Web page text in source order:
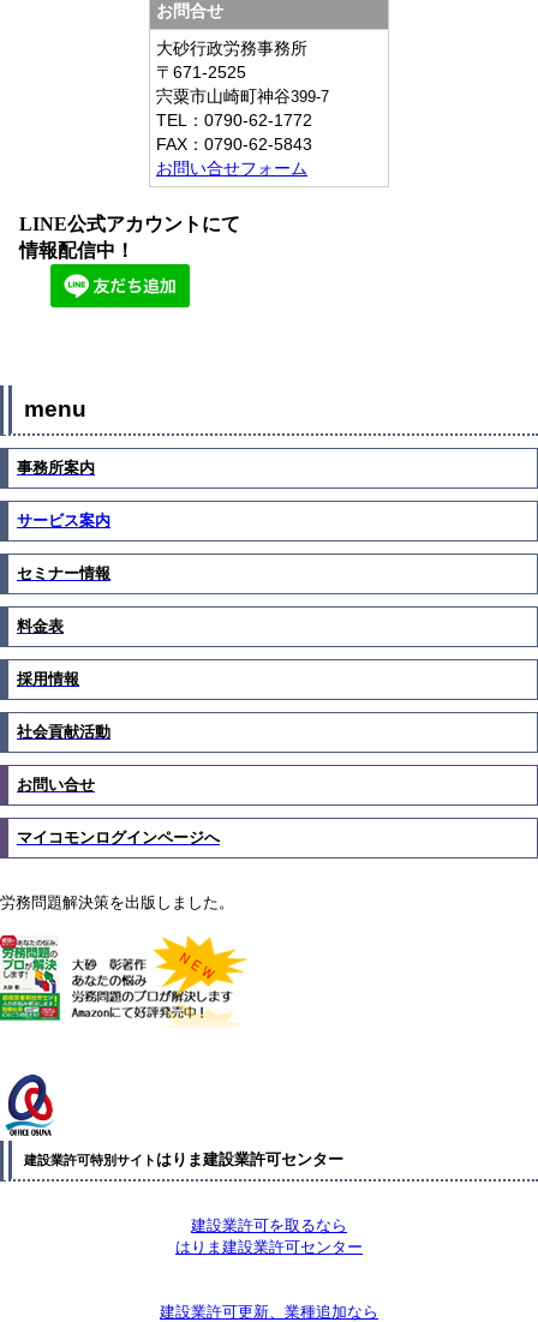
お問合せ
大砂行政労務事務所
〒671-2525
宍粟市山崎町神谷399-7
TEL： 0790-62-1772
FAX： 0790-62-5843
お問い合せフォーム
LINE公式アカウントにて
情報配信中！
menu
事務所案内
サービス案内
セミナー情報
料金表
採用情報
社会貢献活動
お問い合せ
マイコモンログインページへ
労務問題解決策を出版しました。
建設業許可特別サイト はりま建設業許可センター
建設業許可を取るなら
はりま建設業許可センター
建設業許可更新、業種追加なら